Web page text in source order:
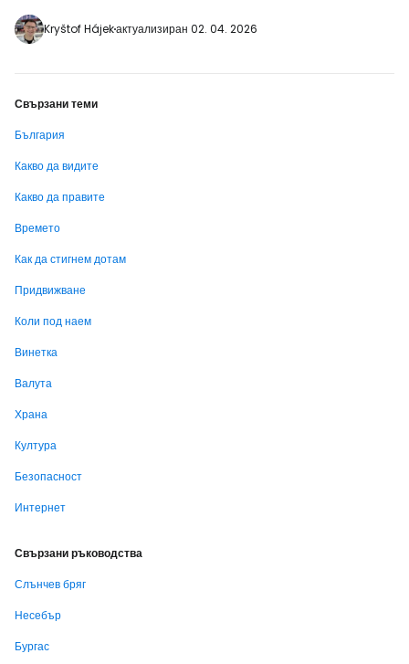
плаж Иракли, който е един от най-хубавите
и спокойни плажове без пищни барове и
Kryštof Hájekактуализиран 02. 04. 2026
Свързани теми
България
Какво да видите
Какво да правите
Времето
Как да стигнем дотам
Придвижване
Коли под наем
Винетка
Валута
Храна
Култура
Безопасност
Интернет
Свързани ръководства
Слънчев бряг
Несебър
Бургас